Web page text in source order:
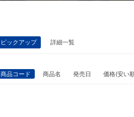
ピックアップ 詳細一覧
商品コード 商品名 発売日 価格(安い